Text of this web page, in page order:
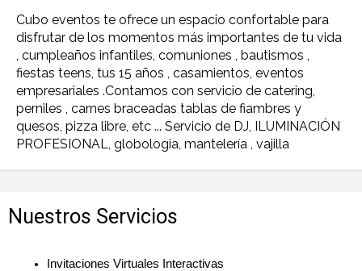
Cubo eventos te ofrece un espacio confortable para
disfrutar de los momentos más importantes de tu vida
, cumpleaños infantiles, comuniones , bautismos ,
fiestas teens, tus 15 años , casamientos, eventos
empresariales .Contamos con servicio de catering,
perniles , carnes braceadas tablas de fiambres y
quesos, pizza libre, etc ... Servicio de DJ, ILUMINACIÓN
PROFESIONAL, globologia, mantelería , vajilla
Nuestros Servicios
Invitaciones Virtuales Interactivas